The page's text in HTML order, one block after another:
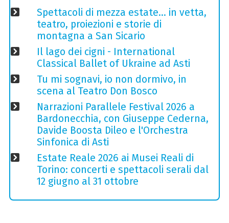
Spettacoli di mezza estate… in vetta,
teatro, proiezioni e storie di
montagna a San Sicario
Il lago dei cigni - International
Classical Ballet of Ukraine ad Asti
Tu mi sognavi, io non dormivo, in
scena al Teatro Don Bosco
Narrazioni Parallele Festival 2026 a
Bardonecchia, con Giuseppe Cederna,
Davide Boosta Dileo e l'Orchestra
Sinfonica di Asti
Estate Reale 2026 ai Musei Reali di
Torino: concerti e spettacoli serali dal
12 giugno al 31 ottobre